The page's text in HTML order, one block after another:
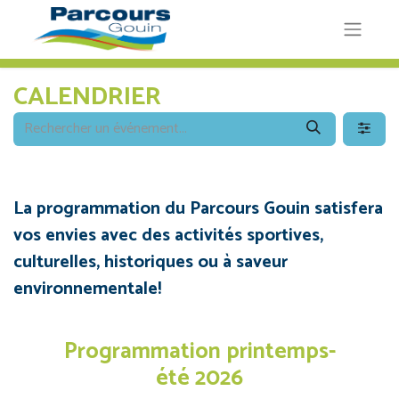
CALENDRIER
La programmation du Parcours Gouin satisfera
vos envies avec des activités sportives,
culturelles, historiques ou à saveur
environnementale!
Programmation printemps-
été 2026